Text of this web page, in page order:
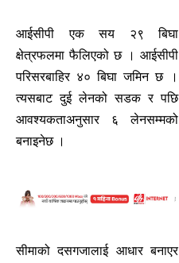
आईसीपी एक सय २९ बिघा
क्षेत्रफलमा फैलिएको छ । आईसीपी
परिसरबाहिर ४० बिघा जमिन छ ।
त्यसबाट दुई लेनको सडक र पछि
आवश्यकताअनुसार ६ लेनसम्मको
बनाइनेछ ।
सीमाको दसगजालाई आधार बनाएर